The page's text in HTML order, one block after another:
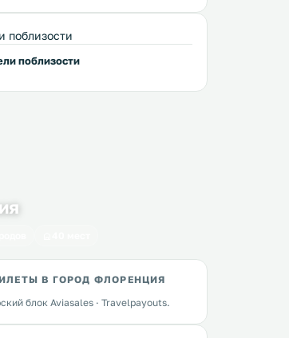
поблизости
В ГОРОД ФЛОРЕНЦИЯ
блок Aviasales · Travelpayouts.